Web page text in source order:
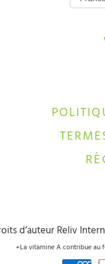
d’auteur Reliv
+La vitamine A contribue au